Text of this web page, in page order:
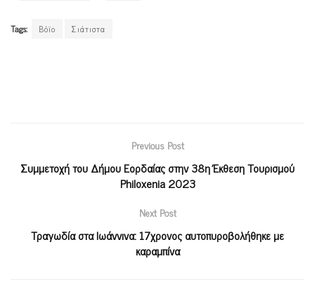
Tags: Βόϊο Σιάτιστα
Previous Post
Συμμετοχή του Δήμου Εορδαίας στην 38η Έκθεση Τουρισμού
Philoxenia 2023
Next Post
Τραγωδία στα Iωάννινα: 17χρονος αυτοπυροβολήθηκε με
καραμπίνα